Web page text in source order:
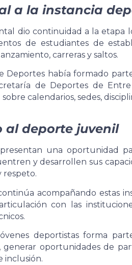
a la instancia
dio continuidad a la etapa
de estudiantes de
carreras y saltos.
Deportes había formado
de Deportes de
calendarios, sedes,
al deporte juvenil
una oportunidad
y desarrollen sus
respeto.
acompañando estas
con las
deportistas forma
generar oportunidades de
inclusión.